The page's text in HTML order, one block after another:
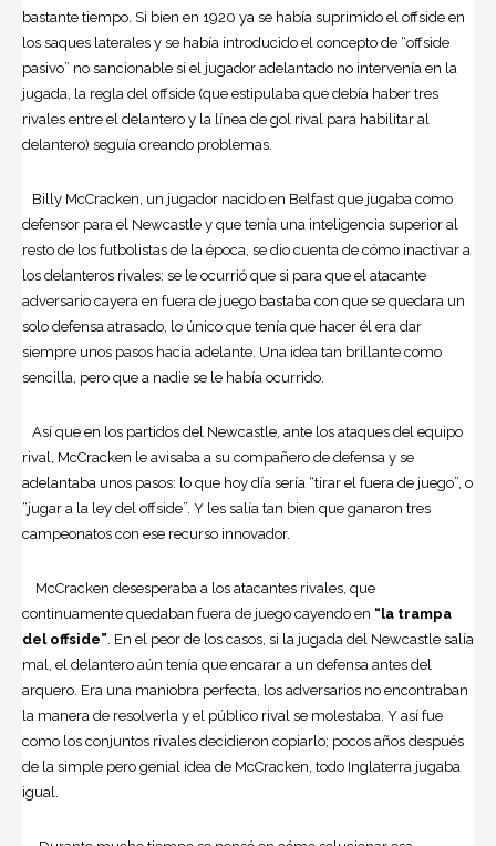
bastante tiempo. Si bien en 1920 ya se había suprimido el offside en
los saques laterales y se había introducido el concepto de “offside
pasivo” no sancionable si el jugador adelantado no intervenía en la
jugada, la regla del offside (que estipulaba que debía haber tres
rivales entre el delantero y la línea de gol rival para habilitar al
delantero) seguía creando problemas.
Billy McCracken, un jugador nacido en Belfast que jugaba como
defensor para el Newcastle y que tenía una inteligencia superior al
resto de los futbolistas de la época, se dio cuenta de cómo inactivar a
los delanteros rivales: se le ocurrió que si para que el atacante
adversario cayera en fuera de juego bastaba con que se quedara un
solo defensa atrasado, lo único que tenía que hacer él era dar
siempre unos pasos hacia adelante. Una idea tan brillante como
sencilla, pero que a nadie se le había ocurrido.
Así que en los partidos del Newcastle, ante los ataques del equipo
rival, McCracken le avisaba a su compañero de defensa y se
adelantaba unos pasos: lo que hoy día sería “tirar el fuera de juego”, o
“jugar a la ley del offside”. Y les salía tan bien que ganaron tres
campeonatos con ese recurso innovador.
McCracken desesperaba a los atacantes rivales, que
continuamente quedaban fuera de juego cayendo en “la trampa
del offside” . En el peor de los casos, si la jugada del Newcastle salía
mal, el delantero aún tenía que encarar a un defensa antes del
arquero. Era una maniobra perfecta, los adversarios no encontraban
la manera de resolverla y el público rival se molestaba. Y así fue
como los conjuntos rivales decidieron copiarlo; pocos años después
de la simple pero genial idea de McCracken, todo Inglaterra jugaba
igual.